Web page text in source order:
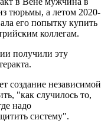
тюрьмы, а летом 2020-
его попытку купить
коллегам.
получили эту
создание независимой
"как случилось то,
надо
систему".